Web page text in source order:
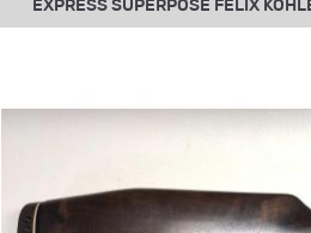
EXPRESS SUPERPOSE FELIX